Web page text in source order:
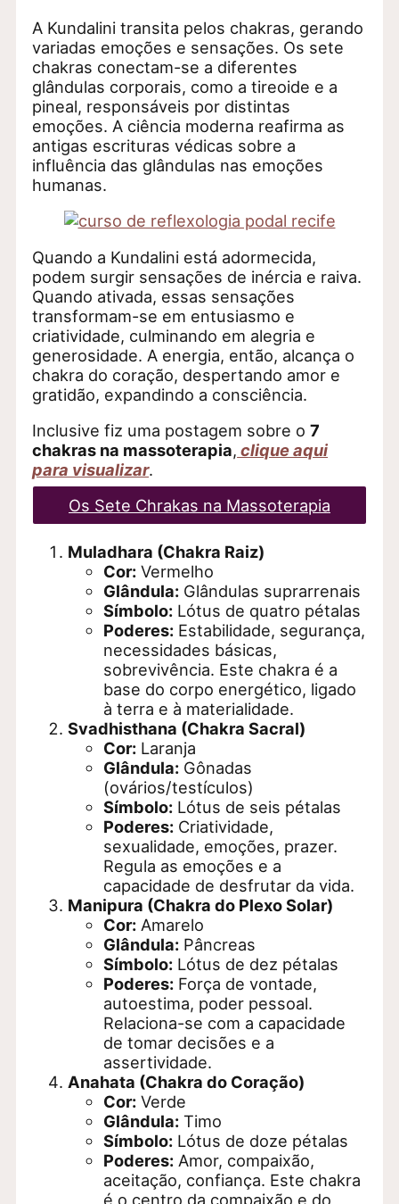
A Kundalini transita pelos chakras, gerando
variadas emoções e sensações. Os sete
chakras conectam-se a diferentes
glândulas corporais, como a tireoide e a
pineal, responsáveis por distintas
emoções. A ciência moderna reafirma as
antigas escrituras védicas sobre a
influência das glândulas nas emoções
humanas.
Quando a Kundalini está adormecida,
podem surgir sensações de inércia e raiva.
Quando ativada, essas sensações
transformam-se em entusiasmo e
criatividade, culminando em alegria e
generosidade. A energia, então, alcança o
chakra do coração, despertando amor e
gratidão, expandindo a consciência.
Inclusive fiz uma postagem sobre o7
chakras na massoterapia, clique aqui
para visualizar.
Os Sete Chrakas na Massoterapia
Muladhara (Chakra Raiz)
Cor: Vermelho
Glândula: Glândulas suprarrenais
Símbolo: Lótus de quatro pétalas
Poderes: Estabilidade, segurança,
necessidades básicas,
sobrevivência. Este chakra é a
base do corpo energético, ligado
à terra e à materialidade.
Svadhisthana (Chakra Sacral)
Cor: Laranja
Glândula: Gônadas
(ovários/testículos)
Símbolo: Lótus de seis pétalas
Poderes: Criatividade,
sexualidade, emoções, prazer.
Regula as emoções e a
capacidade de desfrutar da vida.
Manipura (Chakra do Plexo Solar)
Cor: Amarelo
Glândula: Pâncreas
Símbolo: Lótus de dez pétalas
Poderes: Força de vontade,
autoestima, poder pessoal.
Relaciona-se com a capacidade
de tomar decisões e a
assertividade.
Anahata (Chakra do Coração)
Cor: Verde
Glândula: Timo
Símbolo: Lótus de doze pétalas
Poderes: Amor, compaixão,
aceitação, confiança. Este chakra
é o centro da compaixão e do